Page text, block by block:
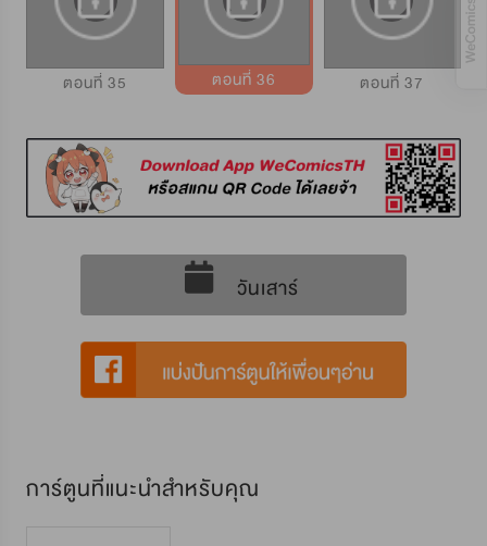
ตอนที่ 35 ตอนที่ 36 ตอนที่ 37
วันเสาร์
การ์ตูนที่แนะนำสำหรับคุณ